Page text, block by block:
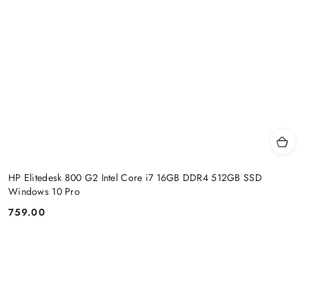
HP Elitedesk 800 G2 Intel Core i7 16GB DDR4 512GB SSD
Windows 10 Pro
Price:
759.00